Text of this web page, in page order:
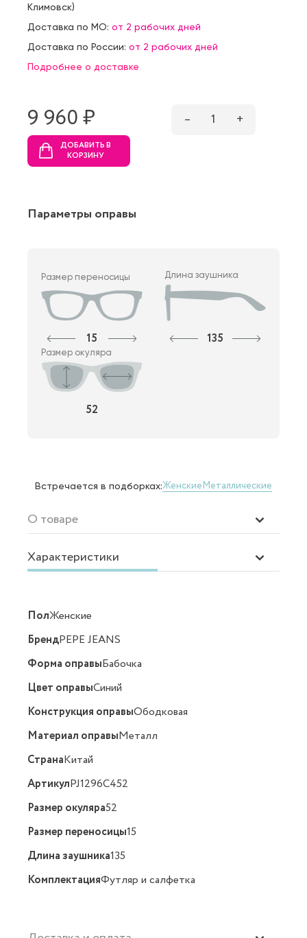
Климовск)
Доставка по МО: от 2 рабочих дней
Доставка по России: от 2 рабочих дней
Подробнее о доставке
9 960 ₷ – 1 +
ДОБАВИТЬ В
КОРЗИНУ
Параметры оправы
Размер переносицы
15
Длина заушника
135
Размер окуляра
52
Встречается в подборках:ЖенскиеМеталлические
О товаре
Характеристики
ПолЖенские
БрендPEPE JEANS
Форма оправыБабочка
Цвет оправыСиний
Конструкция оправыОбодковая
Материал оправыМеталл
СтранаКитай
АртикулPJ1296C452
Размер окуляра52
Размер переносицы15
Длина заушника135
КомплектацияФутляр и салфетка